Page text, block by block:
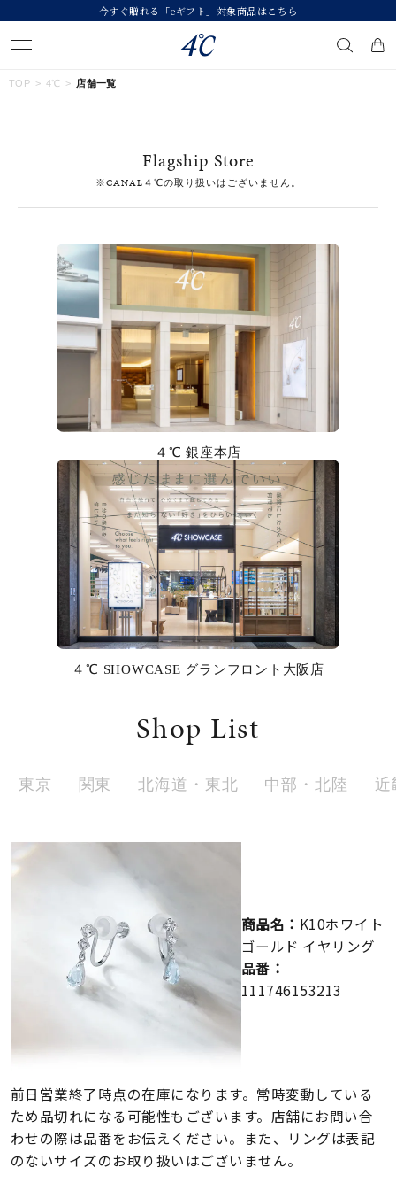
今すぐ贈れる「eギフト」対象商品はこちら
#ハーフエタニティリング
#エタニティ
#ダイヤモンド ネックレス
#eギフト
カテゴリー すべてのジュエリー
ファッションテイスト
着用シーン
リングサイズ
在庫ありのみ すべて表示
TOP 4℃ 店舗一覧
Flagship Store
※CANAL４℃の取り扱いはございません。
４℃ 銀座本店
４℃ SHOWCASE グランフロント大阪店
Shop List
東京 関東 北海道・東北 中部・北陸 近
商品名： K10ホワイト
ゴールド イヤリング
品番：
111746153213
前日営業終了時点の在庫になります。常時変動している
ため品切れになる可能性もございます。店舗にお問い合
わせの際は品番をお伝えください。また、リングは表記
のないサイズのお取り扱いはございません。